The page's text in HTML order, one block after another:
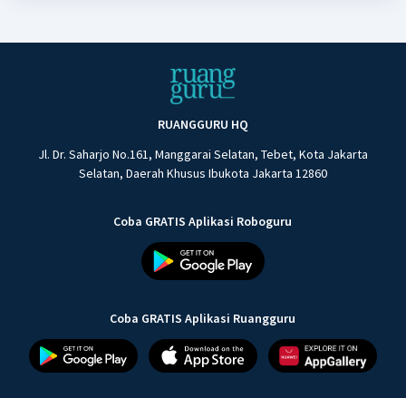
RUANGGURU HQ
Jl. Dr. Saharjo No.161, Manggarai Selatan, Tebet, Kota Jakarta
Selatan, Daerah Khusus Ibukota Jakarta 12860
Coba GRATIS Aplikasi Roboguru
Coba GRATIS Aplikasi Ruangguru